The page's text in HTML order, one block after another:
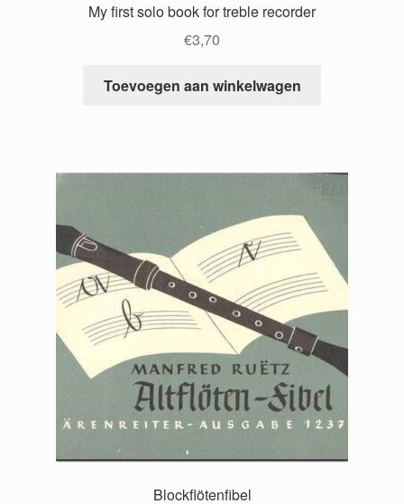
My first solo book for treble recorder
€3,70
Toevoegen aan winkelwagen
Blockflötenfibel